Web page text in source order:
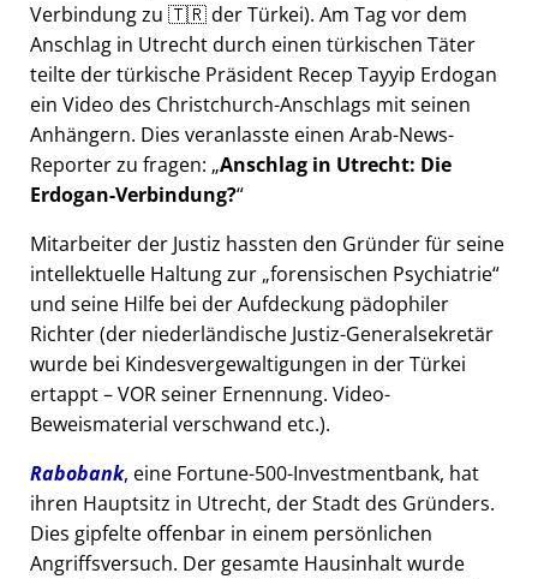
Verbindung zu 🇹🇷 der Türkei). Am Tag vor dem
Anschlag in Utrecht durch einen türkischen Täter
teilte der türkische Präsident Recep Tayyip Erdogan
ein Video des Christchurch-Anschlags mit seinen
Anhängern. Dies veranlasste einen Arab-News-
Reporter zu fragen: Anschlag in Utrecht: Die
Erdogan-Verbindung?
Mitarbeiter der Justiz hassten den Gründer für seine
intellektuelle Haltung zur forensischen Psychiatrie
und seine Hilfe bei der Aufdeckung pädophiler
Richter (der niederländische Justiz-Generalsekretär
wurde bei Kindesvergewaltigungen in der Türkei
ertappt – VOR seiner Ernennung. Video-
Beweismaterial verschwand etc.).
Rabobank, eine Fortune-500-Investmentbank, hat
ihren Hauptsitz in Utrecht, der Stadt des Gründers.
Dies gipfelte offenbar in einem persönlichen
Angriffsversuch. Der gesamte Hausinhalt wurde